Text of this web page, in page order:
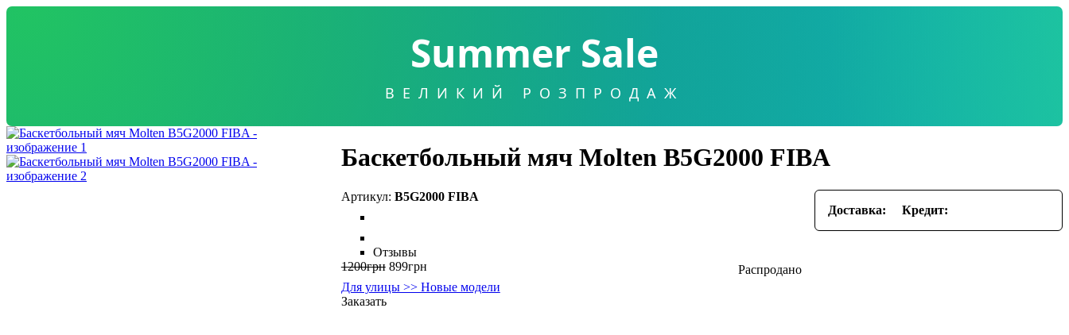
Summer Sale
ВЕЛИКИЙ РОЗПРОДАЖ
Баскетбольный мяч Molten B5G2000 FIBA
B5G2000 FIBA
Отзывы
1200грн 899грн
Для улицы >> Новые модели
Заказать
Доставка: Кредит: